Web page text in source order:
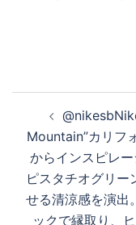
ナ
ビ
ゲ
Mountain”カリフ
からインスピレ
ピスタチオグリー
せる清涼感を演出
ックで縁取り、